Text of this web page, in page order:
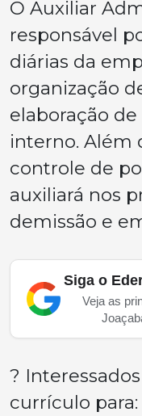
O Auxiliar
responsável
diárias da
organização
elaboração
interno. Além
controle de
auxiliará nos
demissão e
Siga o
Veja as
?
currículo para: